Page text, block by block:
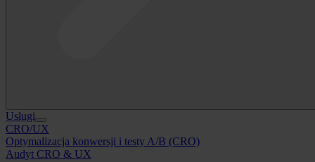
Usługi
CRO/UX
Optymalizacja konwersji i testy A/B (CRO)
Audyt CRO & UX